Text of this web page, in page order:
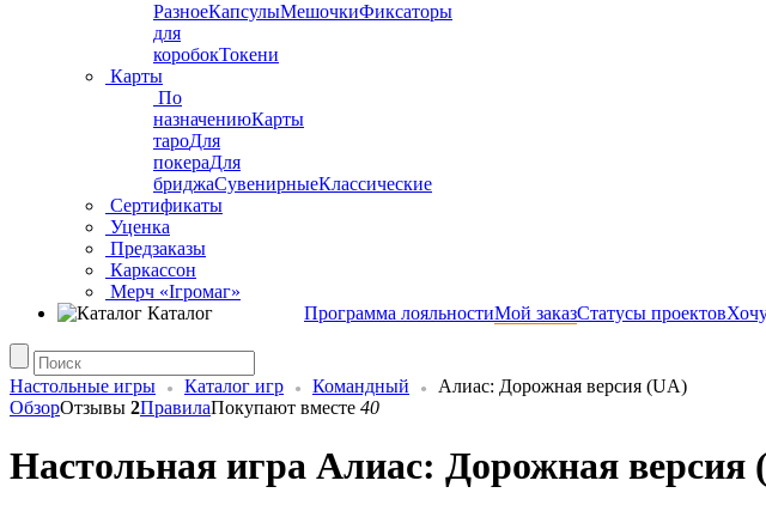
РазноеКапсулыМешочкиФиксаторы
для
коробокТокени
Карты
По
назначениюКарты
тароДля
покераДля
бриджаСувенирныеКлассические
Сертификаты
Уценка
Предзаказы
Каркассон
Мерч «Ігромаг»
Каталог
Программа лояльностиМой заказСтатусы проектов
Настольные игры Каталог игр Командный
Алиас: Дорожная версия (UA)
ОбзорОтзывы 2ПравилаПокупают вместе 40
Настольная игра Алиас: Дорожная